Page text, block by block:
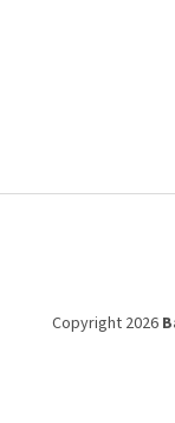
Copyright 2026